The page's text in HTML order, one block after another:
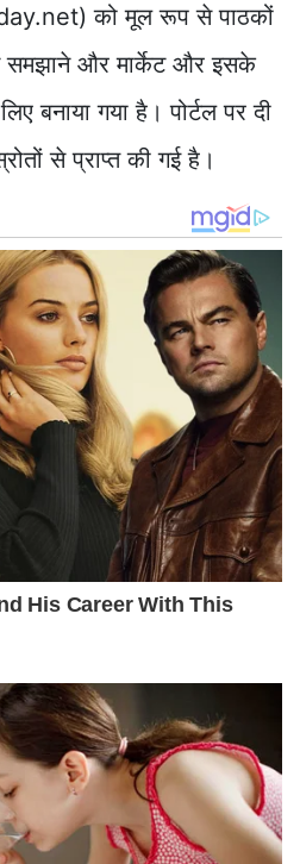
को मूल रूप से पाठकों
समझाने और मार्केट और इसके
बनाया गया है। पोर्टल पर दी
से प्राप्त की गई है।